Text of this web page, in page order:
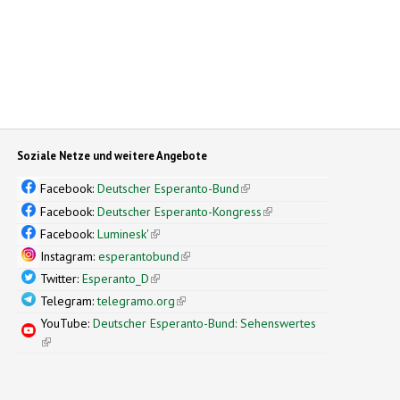
Soziale Netze und weitere Angebote
Facebook:Deutscher Esperanto-Bund(link is external)
Facebook:Deutscher Esperanto-Kongress(link is external)
Facebook:Luminesk'(link is external)
Instagram:esperantobund(link is external)
Twitter:Esperanto_D(link is external)
Telegram:telegramo.org(link is external)
YouTube:Deutscher Esperanto-Bund: Sehenswertes
(link is external)